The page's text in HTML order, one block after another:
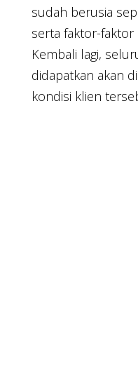
sudah berusia
serta faktor-faktor
Kembali lagi,
didapatkan akan
kondisi klien